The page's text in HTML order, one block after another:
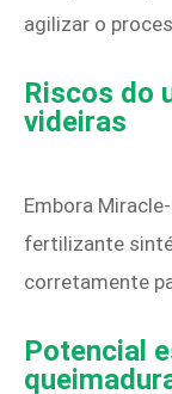
agilizar o
Riscos do
videiras
Embora
fertilizante
corretamente
Potencial